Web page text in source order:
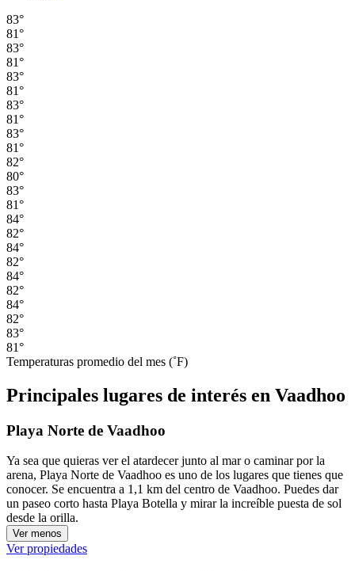
83°
81°
83°
81°
83°
81°
83°
81°
83°
81°
82°
80°
83°
81°
84°
82°
84°
82°
84°
82°
84°
82°
83°
81°
Temperaturas promedio del mes (˚F)
Principales lugares de interés en Vaadhoo
Playa Norte de Vaadhoo
Ya sea que quieras ver el atardecer junto al mar o caminar por la
arena, Playa Norte de Vaadhoo es uno de los lugares que tienes que
conocer. Se encuentra a 1,1 km del centro de Vaadhoo. Puedes dar
un paseo corto hasta Playa Botella y mirar la increíble puesta de sol
desde la orilla.
Ver menos
Ver propiedades